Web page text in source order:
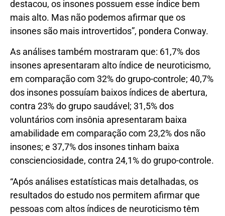
destacou, os insones possuem esse índice bem
mais alto. Mas não podemos afirmar que os
insones são mais introvertidos”, pondera Conway.
As análises também mostraram que: 61,7% dos
insones apresentaram alto índice de neuroticismo,
em comparação com 32% do grupo-controle; 40,7%
dos insones possuíam baixos índices de abertura,
contra 23% do grupo saudável; 31,5% dos
voluntários com insônia apresentaram baixa
amabilidade em comparação com 23,2% dos não
insones; e 37,7% dos insones tinham baixa
conscienciosidade, contra 24,1% do grupo-controle.
“Após análises estatísticas mais detalhadas, os
resultados do estudo nos permitem afirmar que
pessoas com altos índices de neuroticismo têm